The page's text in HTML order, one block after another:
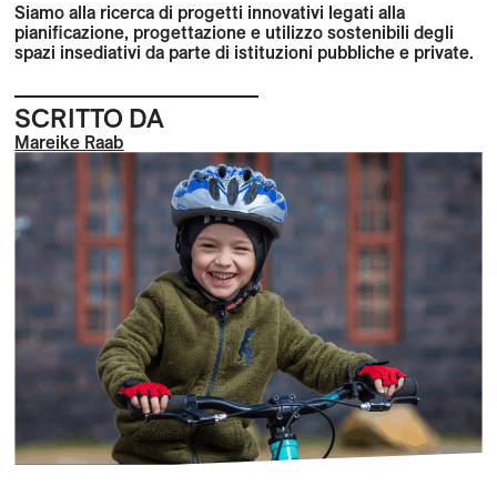
Siamo alla ricerca di progetti innovativi legati alla
pianificazione, progettazione e utilizzo sostenibili degli
spazi insediativi da parte di istituzioni pubbliche e private.
SCRITTO DA
Mareike Raab